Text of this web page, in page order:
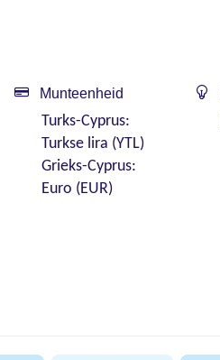
Munteenheid
Turks-Cyprus:
Turkse lira (YTL)
Grieks-Cyprus:
Euro (EUR)